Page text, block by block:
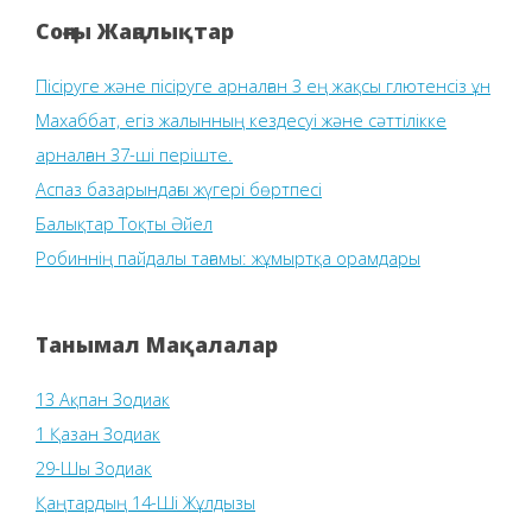
Соңғы Жаңалықтар
Пісіруге және пісіруге арналған 3 ең жақсы глютенсіз ұн
Махаббат, егіз жалынның кездесуі және сәттілікке
арналған 37-ші періште.
Аспаз базарындағы жүгері бөртпесі
Балықтар Тоқты Әйел
Робиннің пайдалы тағамы: жұмыртқа орамдары
Танымал Мақалалар
13 Ақпан Зодиак
1 Қазан Зодиак
29-Шы Зодиак
Қаңтардың 14-Ші Жұлдызы